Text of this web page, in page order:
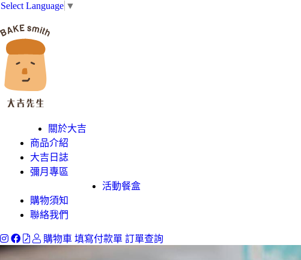
Select Language ▼
關於大吉
商品介紹
大吉日誌
彌月專區
活動餐盒
購物須知
聯絡我們
購物車 填寫付款單 訂單查詢